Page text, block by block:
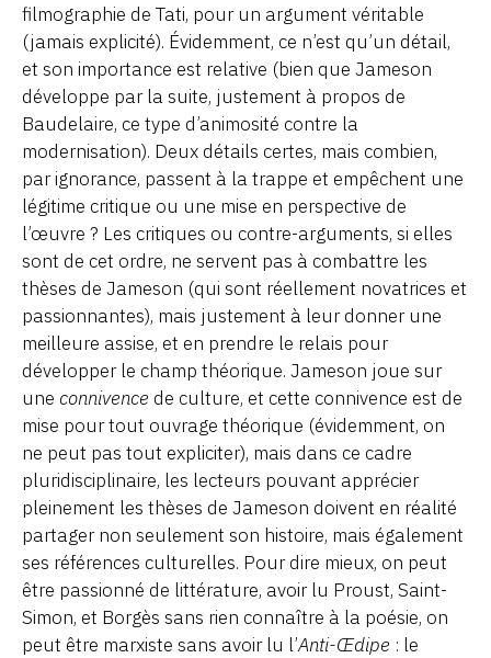
filmographie de Tati, pour un argument véritable
(jamais explicité). Évidemment, ce n’est qu’un détail,
et son importance est relative (bien que Jameson
développe par la suite, justement à propos de
Baudelaire, ce type d’animosité contre la
modernisation). Deux détails certes, mais combien,
par ignorance, passent à la trappe et empêchent une
légitime critique ou une mise en perspective de
l’œuvre ? Les critiques ou contre-arguments, si elles
sont de cet ordre, ne servent pas à combattre les
thèses de Jameson (qui sont réellement novatrices et
passionnantes), mais justement à leur donner une
meilleure assise, et en prendre le relais pour
développer le champ théorique. Jameson joue sur
une connivence de culture, et cette connivence est de
mise pour tout ouvrage théorique (évidemment, on
ne peut pas tout expliciter), mais dans ce cadre
pluridisciplinaire, les lecteurs pouvant apprécier
pleinement les thèses de Jameson doivent en réalité
partager non seulement son histoire, mais également
ses références culturelles. Pour dire mieux, on peut
être passionné de littérature, avoir lu Proust, Saint-
Simon, et Borgès sans rien connaître à la poésie, on
peut être marxiste sans avoir lu l’Anti-Œdipe : le